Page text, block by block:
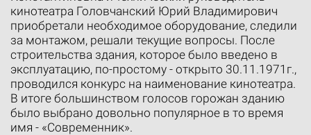
кинотеатра Головчанский Юрий Владимирович
приобретали необходимое оборудование, следили
за монтажом, решали текущие вопросы. После
строительства здания, которое было введено в
эксплуатацию, по-простому - открыто 30.11.1971г.,
проводился конкурс на наименование кинотеатра.
В итоге большинством голосов горожан зданию
было выбрано довольно популярное в то время
имя - «Современник».